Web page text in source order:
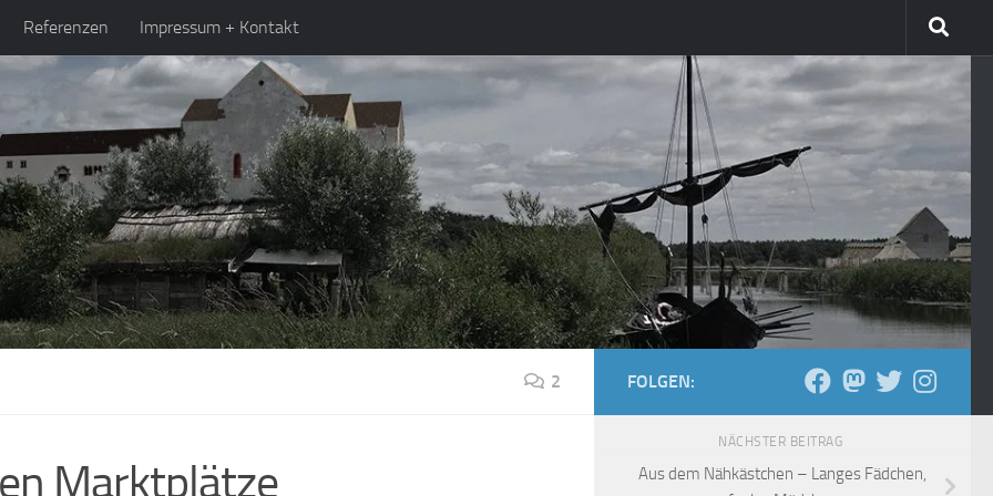
Referenzen Impressum + Kontakt
2
Marktplätze
FOLGEN:
NÄCHSTER BEITRAG
Aus dem Nähkästchen – Langes Fädchen,